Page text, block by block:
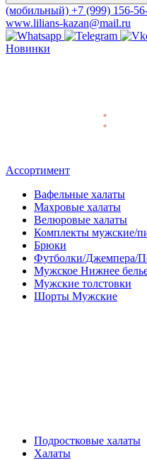
(мобильный) +7 (999) 156-
www.lilians-kazan@mail.ru
Новинки
Ассортимент
Вафельные халаты
Махровые халаты
Велюровые халаты
Комплекты мужские/
Брюки
Футболки/Джемпера/
Мужское Нижнее
Мужские толстовки
Шорты Мужские
Подростковые халаты
Халаты